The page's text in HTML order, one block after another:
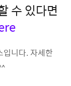
수 있다면
입니다. 자세한